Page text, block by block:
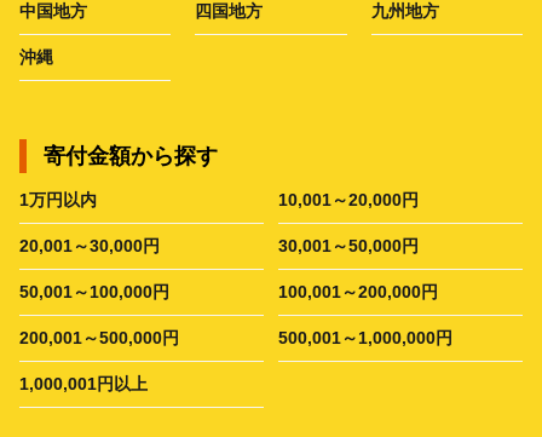
中国地方 四国地方 九州地方
沖縄
寄付金額から探す
1万円以内 10,001～20,000円
20,001～30,000円 30,001～50,000円
50,001～100,000円 100,001～200,000円
200,001～500,000円 500,001～1,000,000円
1,000,001円以上